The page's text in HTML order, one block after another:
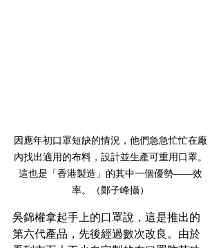
因應年初口罩短缺的情況，他們急急忙忙在廠
內找出適用的布料，設計並生產可重用口罩。
這也是「香港製造」的其中一個優勢——效
率。（鄭子峰攝）
吳錦權拿起手上的口罩說，這是推出的
第六代產品，先後經過數次改良。由於